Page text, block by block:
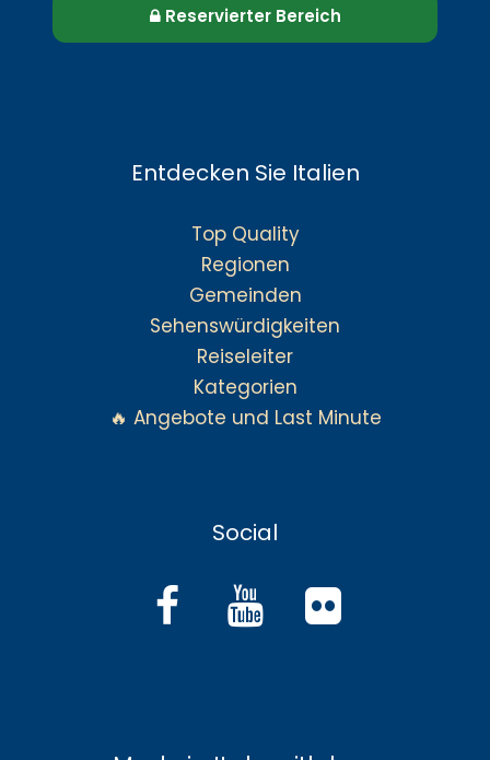
Reservierter Bereich
Entdecken Sie Italien
Top Quality
Regionen
Gemeinden
Sehenswürdigkeiten
Reiseleiter
Kategorien
🔥 Angebote und Last Minute
Social